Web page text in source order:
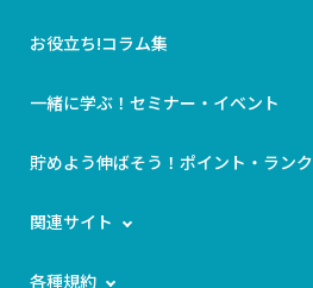
お役立ち!コラム集
一緒に学ぶ！セミナー・イベント
貯めよう伸ばそう！ポイント・ランク
関連サイト
各種規約